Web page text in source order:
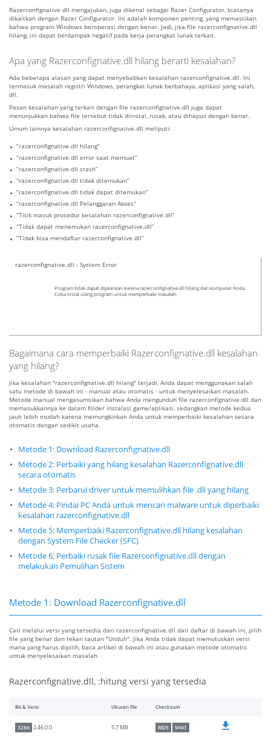
Razerconfignative.dll mengajukan, juga dikenal sebagai Razer Configurator, biasanya
dikaitkan dengan Razer Configurator. Ini adalah komponen penting, yang memastikan
bahwa program Windows beroperasi dengan benar. Jadi, jika file razerconfignative.dll
hilang, ini dapat berdampak negatif pada kerja perangkat lunak terkait.
Apa yang Razerconfignative.dll hilang berarti kesalahan?
Ada beberapa alasan yang dapat menyebabkan kesalahan razerconfignative.dll. Ini
termasuk masalah registri Windows, perangkat lunak berbahaya, aplikasi yang salah,
dll.
Pesan kesalahan yang terkait dengan file razerconfignative.dll juga dapat
menunjukkan bahwa file tersebut tidak diinstal, rusak, atau dihapus dengan benar.
Umum lainnya kesalahan razerconfignative.dll meliputi:
“razerconfignative.dll hilang”
“razerconfignative.dll error saat memuat”
“razerconfignative.dll crash”
“razerconfignative.dll tidak ditemukan”
“razerconfignative.dll tidak dapat ditemukan”
“razerconfignative.dll Pelanggaran Akses”
“Titik masuk prosedur kesalahan razerconfignative.dll”
“Tidak dapat menemukan razerconfignative.dll”
“Tidak bisa mendaftar razerconfignative.dll”
razerconfignative.dll - System Error
Program tidak dapat dijalankan karena razerconfignative.dll hilang dari komputer Anda.
Coba instal ulang program untuk memperbaiki masalah.
Bagaimana cara memperbaiki Razerconfignative.dll kesalahan
yang hilang?
Jika kesalahan "razerconfignative.dll hilang" terjadi, Anda dapat menggunakan salah
satu metode di bawah ini - manual atau otomatis - untuk menyelesaikan masalah.
Metode manual mengasumsikan bahwa Anda mengunduh file razerconfignative.dll dan
memasukkannya ke dalam folder instalasi game/aplikasi, sedangkan metode kedua
jauh lebih mudah karena memungkinkan Anda untuk memperbaiki kesalahan secara
otomatis dengan sedikit usaha.
Metode 1: Download Razerconfignative.dll
Metode 2: Perbaiki yang hilang kesalahan Razerconfignative.dll
secara otomatis
Metode 3: Perbarui driver untuk memulihkan file .dll yang hilang
Metode 4: Pindai PC Anda untuk mencari malware untuk diperbaiki
kesalahan razerconfignative.dll
Metode 5: Memperbaiki Razerconfignative.dll hilang kesalahan
dengan System File Checker (SFC)
Metode 6: Perbaiki rusak file Razerconfignative.dll dengan
melakukan Pemulihan Sistem
Metode 1: Download Razerconfignative.dll
Cari melalui versi yang tersedia dari razerconfignative.dll dari daftar di bawah ini, pilih
file yang benar dan tekan tautan "Unduh". Jika Anda tidak dapat memutuskan versi
mana yang harus dipilih, baca artikel di bawah ini atau gunakan metode otomatis
untuk menyelesaikan masalah
Razerconfignative.dll, :hitung versi yang tersedia
Bit & Versi Ukuran file Checksum
32bit 2.46.0.0 5.7 MB MD5 SHA1